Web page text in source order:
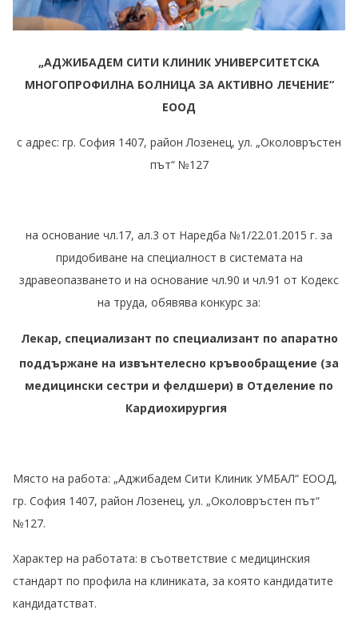
„АДЖИБАДЕМ СИТИ КЛИНИК УНИВЕРСИТЕТСКА
МНОГОПРОФИЛНА БОЛНИЦА ЗА АКТИВНО ЛЕЧЕНИЕ“
ЕООД
с адрес: гр. София 1407, район Лозенец, ул. „Околовръстен
път“ №127
на основание чл.17, ал.3 от Наредба №1/22.01.2015 г. за
придобиване на специалност в системата на
здравеопазването и на основание чл.90 и чл.91 от Кодекс
на труда, обявява конкурс за:
Лекар, специализант по специализант по апаратно
поддържане на извънтелесно кръвообращение (за
медицински сестри и фелдшери) в Отделение по
Кардиохирургия
Място на работа: „Аджибадем Сити Клиник УМБАЛ“ ЕООД,
гр. София 1407, район Лозенец, ул. „Околовръстен път“
№127.
Характер на работата: в съответствие с медицинския
стандарт по профила на клиниката, за която кандидатите
кандидатстват.